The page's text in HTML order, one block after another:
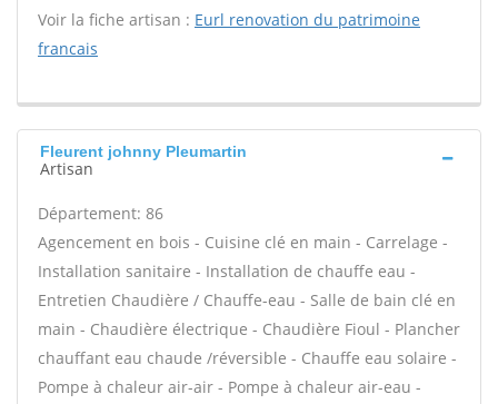
Voir la fiche artisan : Eurl renovation du patrimoine
francais
Fleurent johnny Pleumartin
Artisan
Département: 86
Agencement en bois - Cuisine clé en main - Carrelage -
Installation sanitaire - Installation de chauffe eau -
Entretien Chaudière / Chauffe-eau - Salle de bain clé en
main - Chaudière électrique - Chaudière Fioul - Plancher
chauffant eau chaude /réversible - Chauffe eau solaire -
Pompe à chaleur air-air - Pompe à chaleur air-eau -